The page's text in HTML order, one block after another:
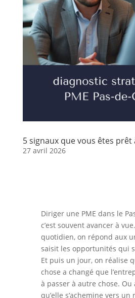
5 signaux que vous êtes
27 avril 2026
Diriger une PME dans le
c’est souvent avancer à
quotidien, on répond aux
saisit les opportunités qui
Et puis un jour, on réalise
chose a changé que
à passer à autre chose.
qu’elle s’achemine vers un